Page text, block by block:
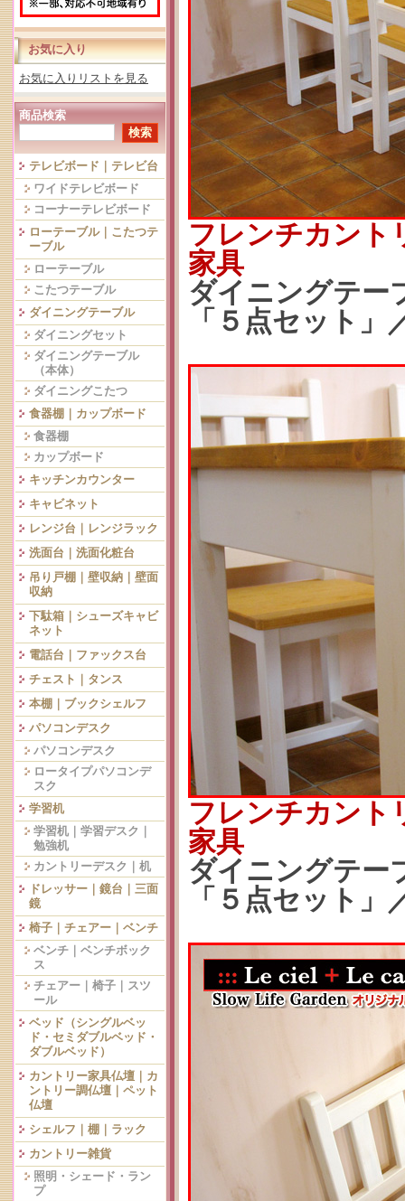
お気に入り
お気に入りリストを見る
商品検索
テレビボード｜テレビ台
ワイドテレビボード
コーナーテレビボード
ローテーブル｜こたつテ
ーブル
ローテーブル
こたつテーブル
ダイニングテーブル
ダイニングセット
ダイニングテーブル
（本体）
ダイニングこたつ
食器棚｜カップボード
食器棚
カップボード
キッチンカウンター
キャビネット
レンジ台｜レンジラック
洗面台｜洗面化粧台
吊り戸棚｜壁収納｜壁面
収納
下駄箱｜シューズキャビ
ネット
電話台｜ファックス台
チェスト｜タンス
本棚｜ブックシェルフ
パソコンデスク
パソコンデスク
ロータイプパソコンデ
スク
学習机
学習机｜学習デスク｜
勉強机
カントリーデスク｜机
ドレッサー｜鏡台｜三面
鏡
椅子｜チェアー｜ベンチ
ベンチ｜ベンチボック
ス
チェアー｜椅子｜スツ
ール
ベッド（シングルベッ
ド・セミダブルベッド・
ダブルベッド）
カントリー家具仏壇｜カ
ントリー調仏壇｜ペット
仏壇
シェルフ｜棚｜ラック
カントリー雑貨
照明・シェード・ラン
プ
フレンチカント
家具
ダイニングテー
「５点セット
フレンチカント
家具
ダイニングテー
「５点セット